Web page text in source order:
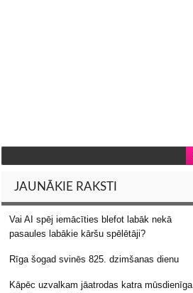
JAUNĀKIE RAKSTI
Vai AI spēj iemācīties blefot labāk nekā
pasaules labākie kāršu spēlētāji?
Rīga šogad svinēs 825. dzimšanas dienu
Kāpēc uzvalkam jāatrodas katra mūsdienīga